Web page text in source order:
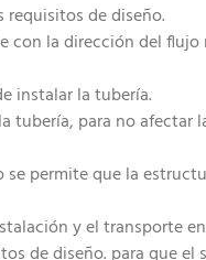
de diseño.
con la dirección del flujo
instalar la tubería.
tubería, para no afectar
permite que la
y el transporte